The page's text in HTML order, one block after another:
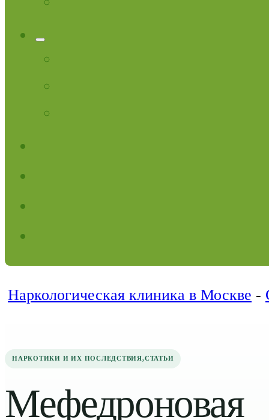
Наркологическая клиника в Москве -
НАРКОТИКИ И ИХ ПОСЛЕДСТВИЯ,СТАТЬИ
Мефедроновая